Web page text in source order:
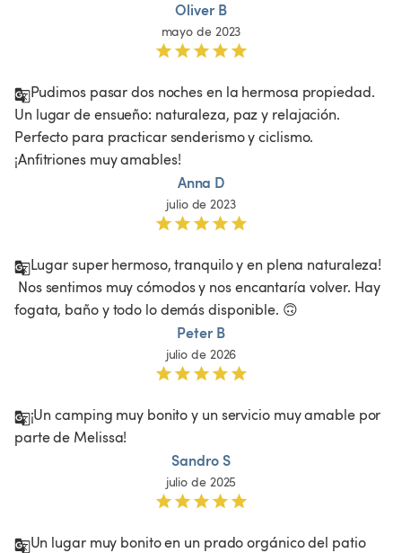
Oliver B
mayo de 2023
Pudimos pasar dos noches en la hermosa propiedad.
Un lugar de ensueño: naturaleza, paz y relajación.
Perfecto para practicar senderismo y ciclismo.
¡Anfitriones muy amables!
Anna D
julio de 2023
Lugar super hermoso, tranquilo y en plena naturaleza!
fogata, baño y todo lo demás disponible. 🙃
Peter B
julio de 2026
¡Un camping muy bonito y un servicio muy amable por
parte de Melissa!
Sandro S
julio de 2025
Un lugar muy bonito en un prado orgánico del patio